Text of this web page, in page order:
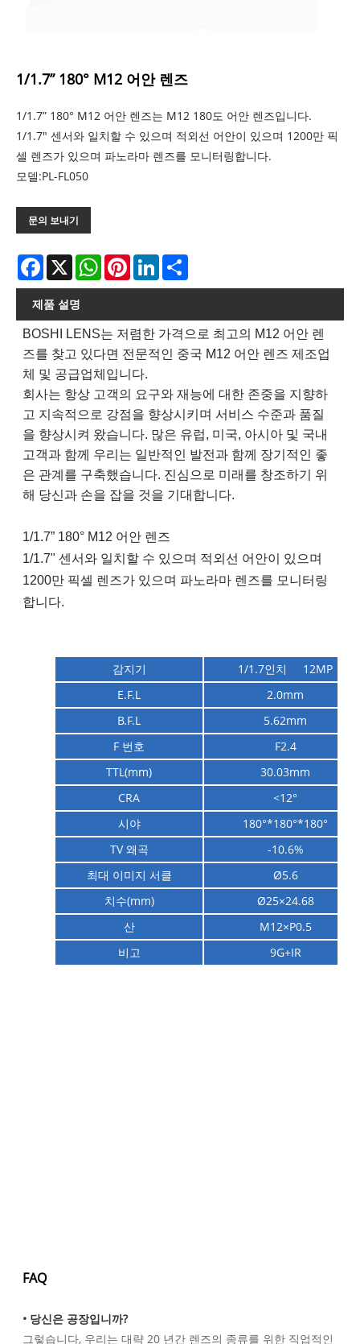
1/1.7” 180° M12 어안 렌즈
1/1.7” 180° M12 어안 렌즈는 M12 180도 어안 렌즈입니다.
1/1.7" 센서와 일치할 수 있으며 적외선 어안이 있으며 1200만 픽
셀 렌즈가 있으며 파노라마 렌즈를 모니터링합니다.
모델:PL-FL050
문의 보내기
Facebook
X WhatsAppPinterestLinkedIn
제품 설명
BOSHI LENS는 저렴한 가격으로 최고의 M12 어안 렌
즈를 찾고 있다면 전문적인 중국 M12 어안 렌즈 제조업
체 및 공급업체입니다.
회사는 항상 고객의 요구와 재능에 대한 존중을 지향하
고 지속적으로 강점을 향상시키며 서비스 수준과 품질
을 향상시켜 왔습니다. 많은 유럽, 미국, 아시아 및 국내
고객과 함께 우리는 일반적인 발전과 함께 장기적인 좋
은 관계를 구축했습니다. 진심으로 미래를 창조하기 위
해 당신과 손을 잡을 것을 기대합니다.
1/1.7” 180° M12 어안 렌즈
1/1.7" 센서와 일치할 수 있으며 적외선 어안이 있으며
1200만 픽셀 렌즈가 있으며 파노라마 렌즈를 모니터링
합니다.
감지기
1/1.7인치 12MP
E.F.L
2.0mm
B.F.L
5.62mm
F 번호
F2.4
TTL(mm)
30.03mm
CRA
<12°
시야
180°*180°*180°
TV 왜곡
-10.6%
최대 이미지 서클
Ø5.6
치수(mm)
Ø25×24.68
산
M12×P0.5
비고
9G+IR
FAQ
• 당신은 공장입니까?
그렇습니다, 우리는 대략 20 년간 렌즈의 종류를 위한 직업적인